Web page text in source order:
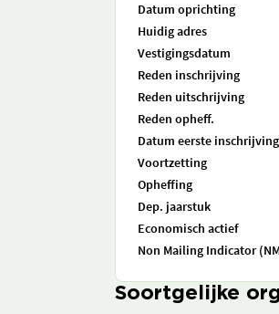
Datum oprichting
Huidig adres
Vestigingsdatum
Reden inschrijving
Reden uitschrijving
Reden opheff.
Datum eerste inschrijving
Voortzetting
Opheffing
Dep. jaarstuk
Economisch actief
Non Mailing Indicator
Soortgelijke